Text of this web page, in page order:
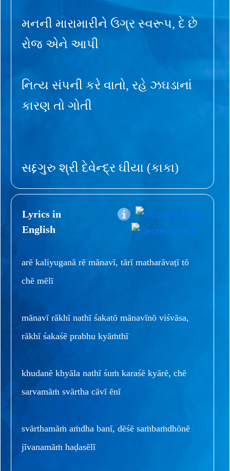
મનની મારામારીને ઉગ્ર સ્વરૂપ, દે છે
રોજ એને આપી
નિત્ય સંપની કરે વાતો, રહે ઝઘડાનાં
કારણ તો ગોતી
સદ્દગુરુ શ્રી દેવેન્દ્ર ઘીયા (કાકા)
Lyrics in
English
arē kaliyuganā rē mānavī, tārī matharāvaṭī tō
chē mēlī
mānavī rākhī nathī śakatō mānavīnō viśvāsa,
rākhī śakaśē prabhu kyāṁthī
khudanē khyāla nathī śuṁ karaśē kyārē, chē
sarvamāṁ svārtha cāvī ēnī
svārthamāṁ aṁdha banī, dēśē saṁbaṁdhōnē
jīvanamāṁ haḍasēlī